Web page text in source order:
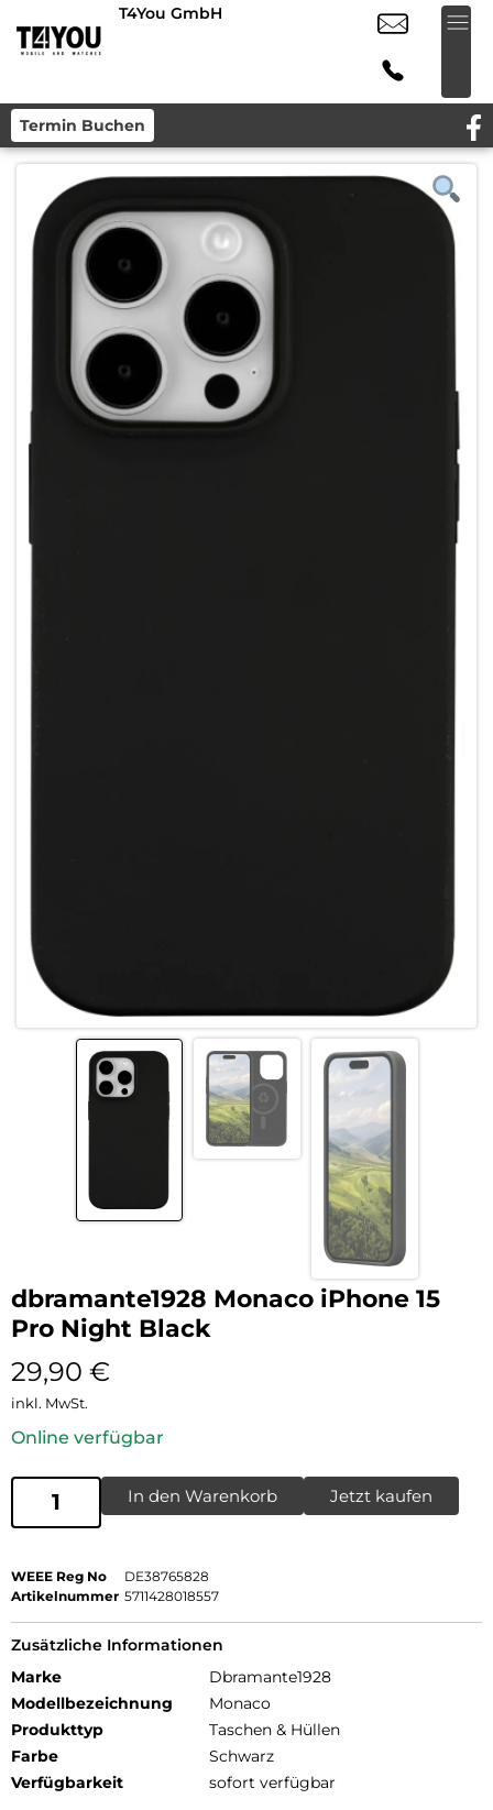
T4You GmbH
Termin Buchen
dbramante1928 Monaco iPhone 15
Pro Night Black
29,90 €
inkl. MwSt.
Online verfügbar
In den Warenkorb Jetzt kaufen
WEEE Reg No
DE38765828
Artikelnummer 5711428018557
Zusätzliche Informationen
Marke
Dbramante1928
Modellbezeichnung
Monaco
Produkttyp
Taschen & Hüllen
Farbe
Schwarz
Verfügbarkeit
sofort verfügbar